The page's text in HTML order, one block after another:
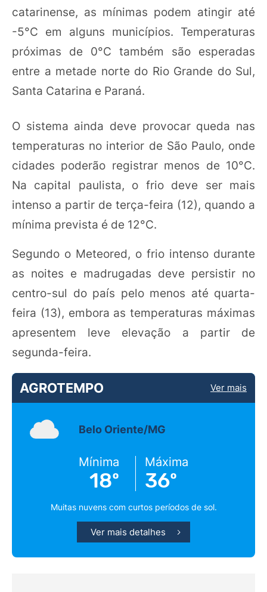
catarinense, as mínimas podem atingir até
-5°C em alguns municípios. Temperaturas
próximas de 0°C também são esperadas
entre a metade norte do Rio Grande do Sul,
Santa Catarina e Paraná.
O sistema ainda deve provocar queda nas
temperaturas no interior de São Paulo, onde
cidades poderão registrar menos de 10°C.
Na capital paulista, o frio deve ser mais
intenso a partir de terça-feira (12), quando a
mínima prevista é de 12°C.
Segundo o Meteored, o frio intenso durante
as noites e madrugadas deve persistir no
centro-sul do país pelo menos até quarta-
feira (13), embora as temperaturas máximas
apresentem leve elevação a partir de
segunda-feira.
AGROTEMPO Ver mais
Belo Oriente/MG
Mínima
18º
Máxima
36º
Muitas nuvens com curtos períodos de sol.
Ver mais detalhes